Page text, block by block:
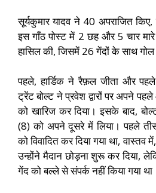
सूर्यकुमार यादव ने 40 अपराजित
इस गाँठ पोस्ट में 2 छह और 5 चार
हासिल की, जिसमें 26 गेंदों के साथ
पहले, हार्डिक ने रैफ़ल जीता और
ट्रेंट बोल्ट ने प्रवेश द्वारों पर अपने
को खारिज कर दिया। इसके बाद,
(8) को अपने दूसरे में लिया। पहले
को विवादित कर दिया गया था, वास्तव
उन्होंने मैदान छोड़ना शुरू कर दिया,
गेंद को बल्ले से संपर्क नहीं किया गया